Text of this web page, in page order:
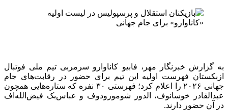
به گزارش خبرنگار مهر، فابیو کاناوارو سرمربی تیم ملی فوتبال
ازبکستان فهرست اولیه این تیم برای حضور در رقابت‌های جام
جهانی ۲۰۲۶ را اعلام کرد؛ فهرستی ۳۰ نفره که ستاره‌هایی همچون
عبدالقادر خوسانوف، الدور شومورودوف و عباس‌بک فیض‌الله‌اف
در آن حضور دارند.